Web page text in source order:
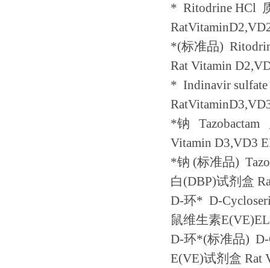
* Ritodrine HCl
*(标准品)
Rat Vitamin
* Indinavir
*钠 Tazobactam
Vitamin D3,VD3
*钠 (标准品)
白(DBP)试剂盒
D-环* D-
鼠维生素
D-环*(标准品) D-
E(VE)试剂盒 Rat